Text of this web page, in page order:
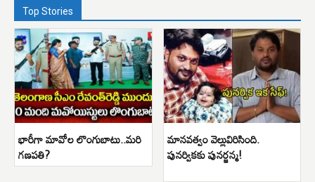
Top Stories
భారీగా మావోల లొంగుబాటు..మరి
గణపతి?
మానవత్వం వెల్లువిరిసింది.
పునర్వికకు పునర్జన్మ!